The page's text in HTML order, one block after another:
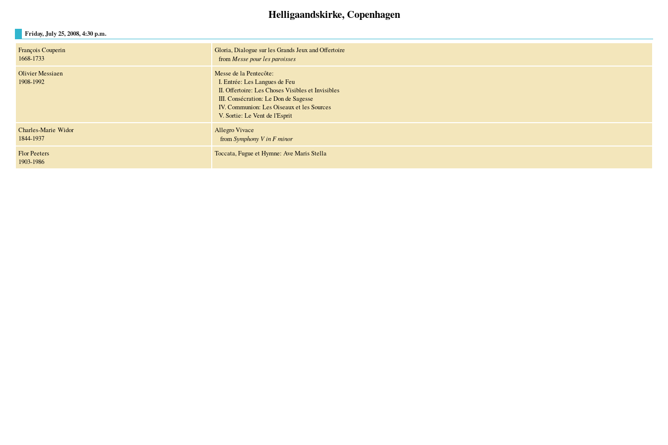
Helligaandskirke, Copenhagen
Friday, July 25, 2008, 4:30 p.m.
François Couperin
1668-1733
Gloria, Dialogue sur les Grands Jeux and Offertoire
fromMesse pour les paroisses
Olivier Messiaen
1908-1992
Messe de la Pentecôte:
I. Entrée: Les Langues de Feu
II. Offertoire: Les Choses Visibles et Invisibles
III. Consécration: Le Don de Sagesse
IV. Communion: Les Oiseaux et les Sources
V. Sortie: Le Vent de l'Esprit
Charles-Marie Widor
1844-1937
Allegro Vivace
fromSymphony V in F minor
Flor Peeters
1903-1986
Toccata, Fugue et Hymne: Ave Maris Stella